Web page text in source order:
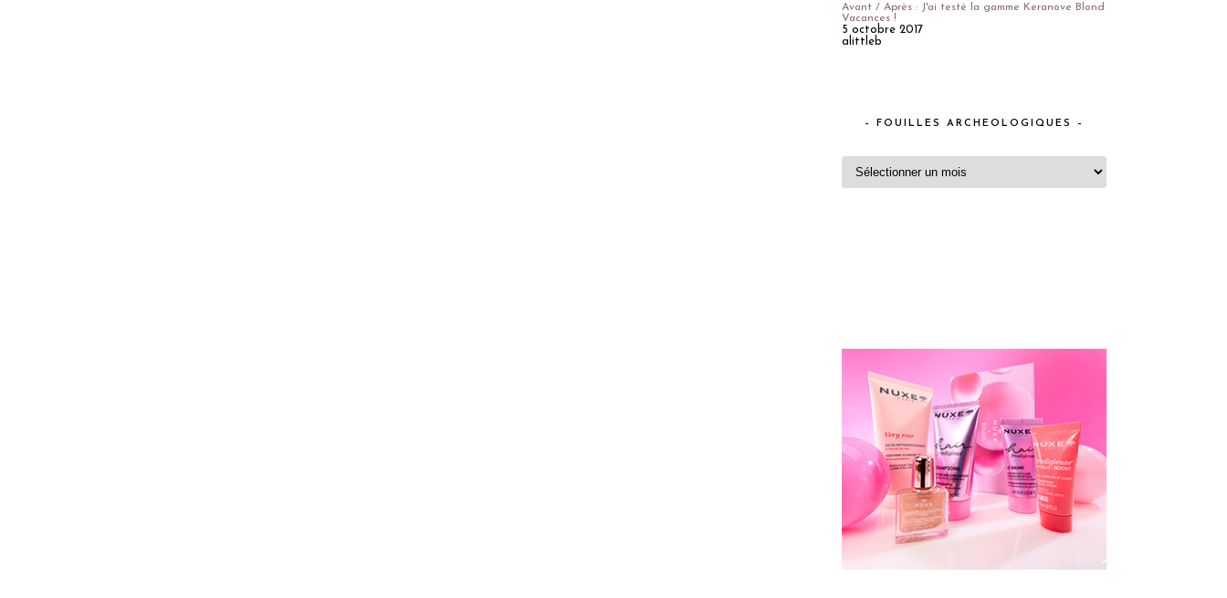
Avant / Après : J'ai testé la gamme Keranove Blond
Vacances !
5 octobre 2017
alittleb
– FOUILLES ARCHEOLOGIQUES –